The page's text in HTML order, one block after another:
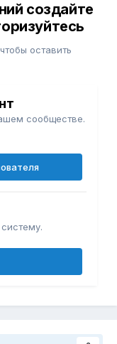
создайте
оставить
сообществе.